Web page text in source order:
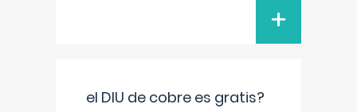
+
el DIU de cobre es gratis?